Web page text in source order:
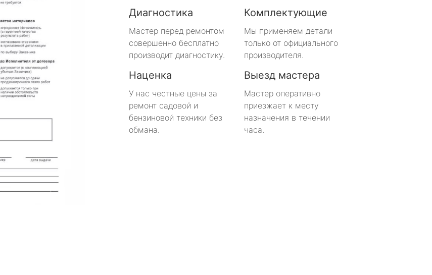
Диагностика
Мастер перед ремонтом
совершенно бесплатно
производит диагностику.
Комплектующие
Мы применяем детали
только от официального
производителя.
Наценка
У нас честные цены за
ремонт садовой и
бензиновой техники без
обмана.
Выезд мастера
Мастер оперативно
приезжает к месту
назначения в течении
часа.